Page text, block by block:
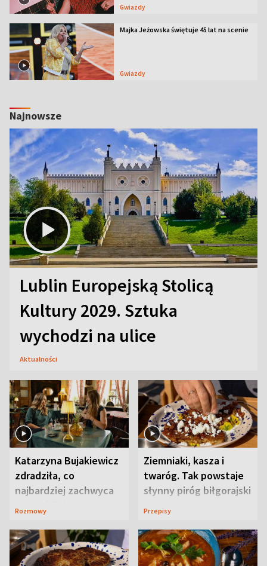
Gwiazdy
Majka Jeżowska świętuje 45 lat na scenie
Gwiazdy
Najnowsze
Lublin Europejską Stolicą
Kultury 2029. Sztuka
wychodzi na ulice
Aktualności
Katarzyna Bujakiewicz
zdradziła, co
najbardziej zachwyca
ją w Lublinie
Rozmowy
Ziemniaki, kasza i
twaróg. Tak powstaje
słynny piróg biłgorajski
Przepisy